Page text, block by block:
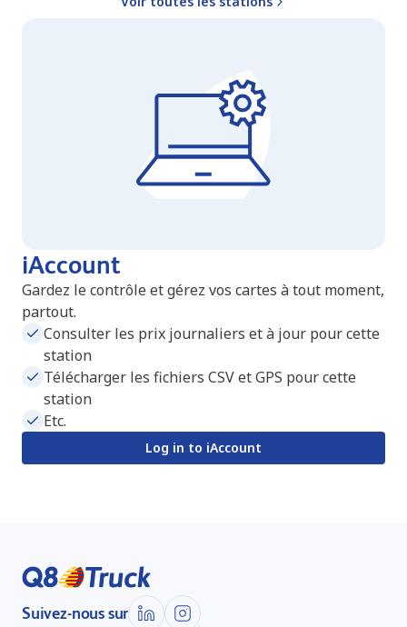
iAccount
Gardez le contrôle et gérez vos cartes à tout moment,
partout.
Consulter les prix journaliers et à jour pour cette
station
Télécharger les fichiers CSV et GPS pour cette
station
Etc.
Log in to iAccount
Suivez-nous sur